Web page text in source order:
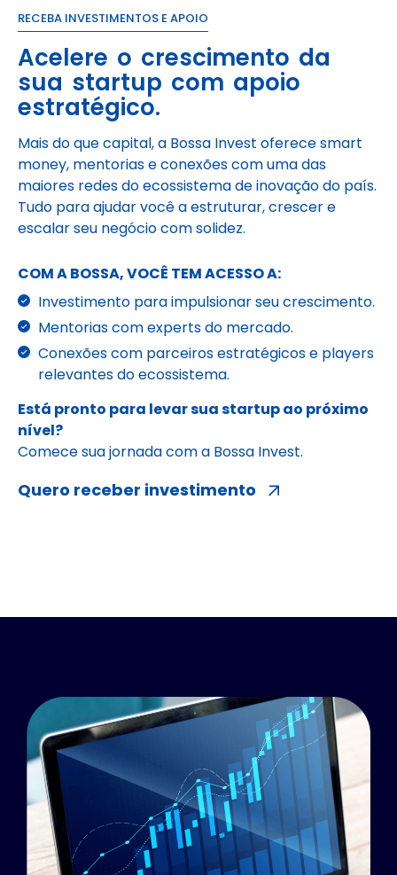
RECEBA INVESTIMENTOS E APOIO
Acelere o crescimento da
sua startup com apoio
estratégico.
Mais do que capital, a Bossa Invest oferece smart
money, mentorias e conexões com uma das
maiores redes do ecossistema de inovação do país.
Tudo para ajudar você a estruturar, crescer e
escalar seu negócio com solidez.
COM A BOSSA, VOCÊ TEM ACESSO A:
Investimento para impulsionar seu crescimento.
Mentorias com experts do mercado.
Conexões com parceiros estratégicos e players
relevantes do ecossistema.
Está pronto para levar sua startup ao próximo
nível?
Comece sua jornada com a Bossa Invest.
Quero receber investimento